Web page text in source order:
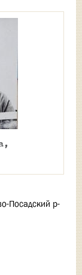
Посадский р-